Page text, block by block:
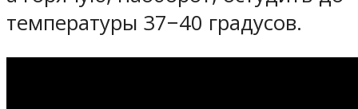
температуры 37−40 градусов.